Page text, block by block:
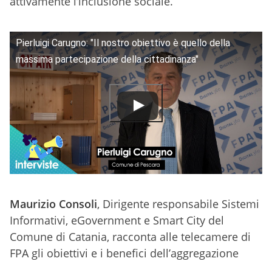
Pierluigi Carugno: "Il nostro obiettivo è quello della
massima partecipazione della cittadinanza"
Maurizio Consoli, Dirigente responsabile Sistemi
Informativi, eGovernment e Smart City del
Comune di Catania, racconta alle telecamere di
FPA gli obiettivi e i benefici dell’aggregazione